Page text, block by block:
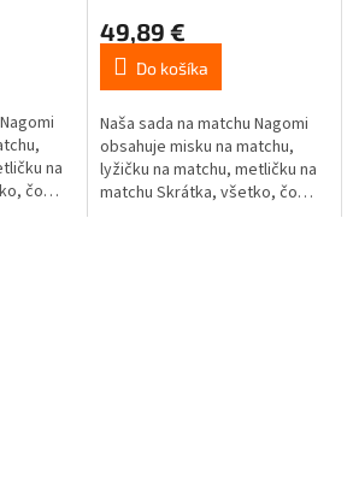
na
čo
49,89 €
Do košíka
Naša sada na matchu Nagomi
obsahuje misku na matchu,
lyžičku na matchu, metličku na
matchu Skrátka, všetko, čo